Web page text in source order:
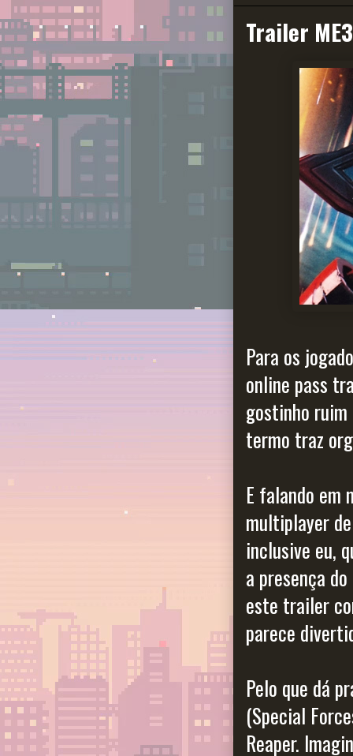
Trailer
Para os
online pass
gostinho ruim
termo traz
E falando
multiplayer
inclusive eu,
a presença
este trailer
parece
Pelo que dá
(Special
Reaper.